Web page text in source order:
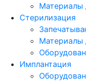
Материалы
Стерилизация
Материалы
Имплантация